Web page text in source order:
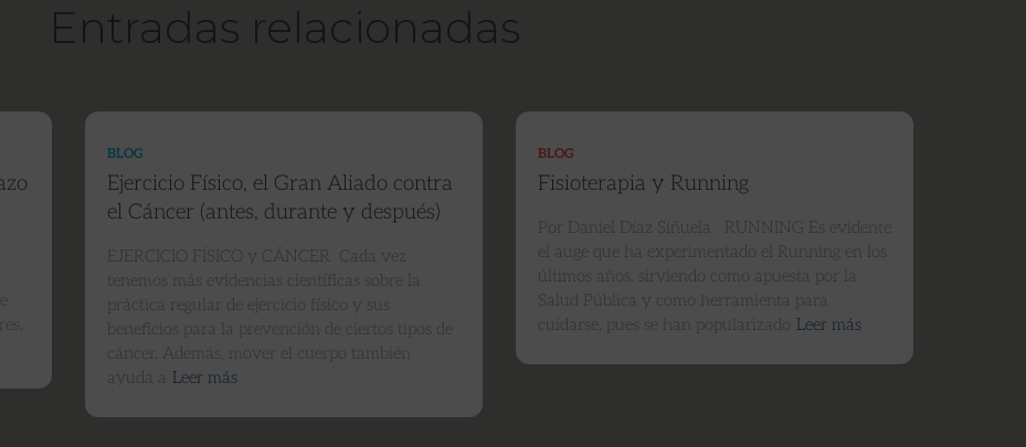
Entradas relacionadas
BLOG
Ejercicio Físico, el Gran Aliado contra
el Cáncer (antes, durante y después)
EJERCICIO FÍSICO y CÁNCER Cada vez
tenemos más evidencias científicas sobre la
práctica regular de ejercicio físico y sus
beneficios para la prevención de ciertos tipos de
cáncer. Además, mover el cuerpo también
ayuda a Leer más
BLOG
Fisioterapia y Running
Por Daniel Díaz Siñuela RUNNING Es evidente
el auge que ha experimentado el Running en los
últimos años, sirviendo como apuesta por la
Salud Pública y como herramienta para
cuidarse, pues se han popularizado
Leer más